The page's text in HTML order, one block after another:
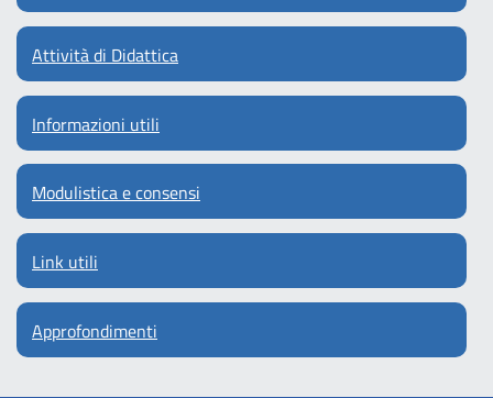
Attività di Didattica
Informazioni utili
Modulistica e consensi
Link utili
Approfondimenti